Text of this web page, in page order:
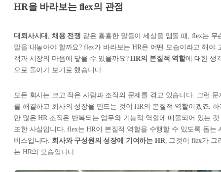
HR을 바라보는 flex의 관점
대퇴사시대 , 채용 전쟁 같은 흉흉한 말들이 세상을 맴돌 때, flex는 무
말을 내놓아야 할까요? flex가 바라보는 HR은 어떤 모습이라고 해야
객과 시장의 마음에 닿을 수 있을까요?HR의 본질적 역할에 대한 생
으로 돌아가 보기로 했습니다.
모든 회사는 크고 작은 사람과 조직의 문제를 겪고 있습니다. 그런 문
를 해결하고 회사의 성장을 만드는 것이 HR의 본질적 역할이겠죠. 하
만 많은 HR 조직은 반복되는 업무와 기능적 역할에 매몰되어 있는 것
또한 사실입니다. flex는 HR이 본질적 역할을 수행할 수 있도록 돕는
비스입니다. 회사와 구성원의 성장에 기여하는 HR, 그것이 flex가 그
는 HR의 모습입니다.